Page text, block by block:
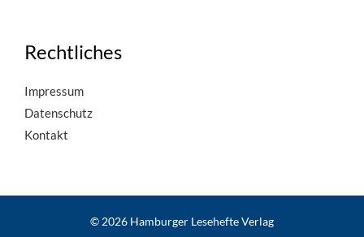
Rechtliches
Impressum
Datenschutz
Kontakt
© 2026 Hamburger Lesehefte Verlag